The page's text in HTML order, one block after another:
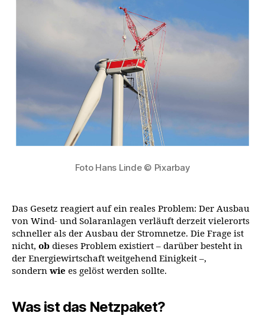
Was
Foto Hans Linde © Pixarbay
Das Gesetz reagiert auf ein reales Problem: Der Ausbau
von Wind- und Solaranlagen verläuft derzeit vielerorts
schneller als der Ausbau der Stromnetze. Die Frage ist
nicht, ob dieses Problem existiert – darüber besteht in
der Energiewirtschaft weitgehend Einigkeit –,
sondern wie es gelöst werden sollte.
Was ist das Netzpaket?